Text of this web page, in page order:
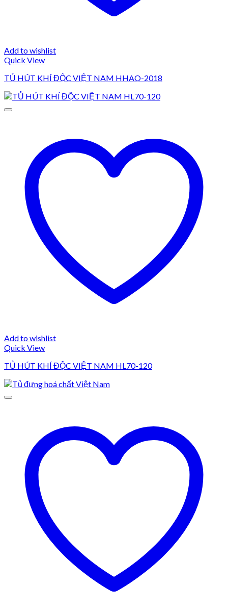
Add to wishlist
Quick View
TỦ HÚT KHÍ ĐỘC VIỆT NAM HHAO-2018
Add to wishlist
Quick View
TỦ HÚT KHÍ ĐỘC VIỆT NAM HL70-120